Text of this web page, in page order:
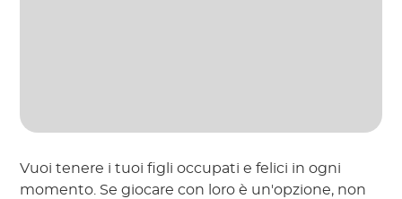
Vuoi tenere i tuoi figli occupati e felici in ogni
momento. Se giocare con loro è un'opzione, non